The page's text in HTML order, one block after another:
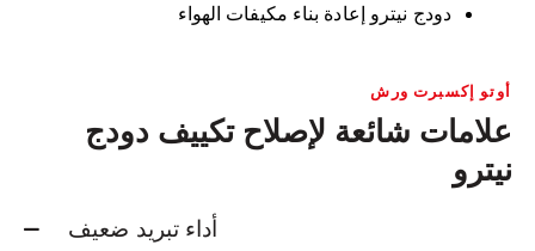
دودج نيترو إعادة بناء مكيفات الهواء
أوتو إكسبرت ورش
علامات شائعة لإصلاح تكييف دودج
نيترو
أداء تبريد ضعيف